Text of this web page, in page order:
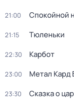
21:00 Спокойной
21:15 Тюленьки
22:30 Карбот
23:00 Метал Кард
23:30 Сказка о